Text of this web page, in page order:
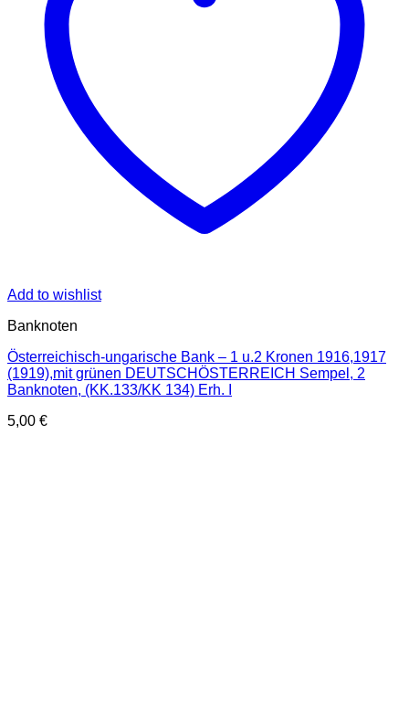
Add to wishlist
Banknoten
Österreichisch-ungarische Bank – 1 u.2 Kronen 1916,1917
(1919),mit grünen DEUTSCHÖSTERREICH Sempel, 2
Banknoten, (KK.133/KK 134) Erh. I
5,00 €